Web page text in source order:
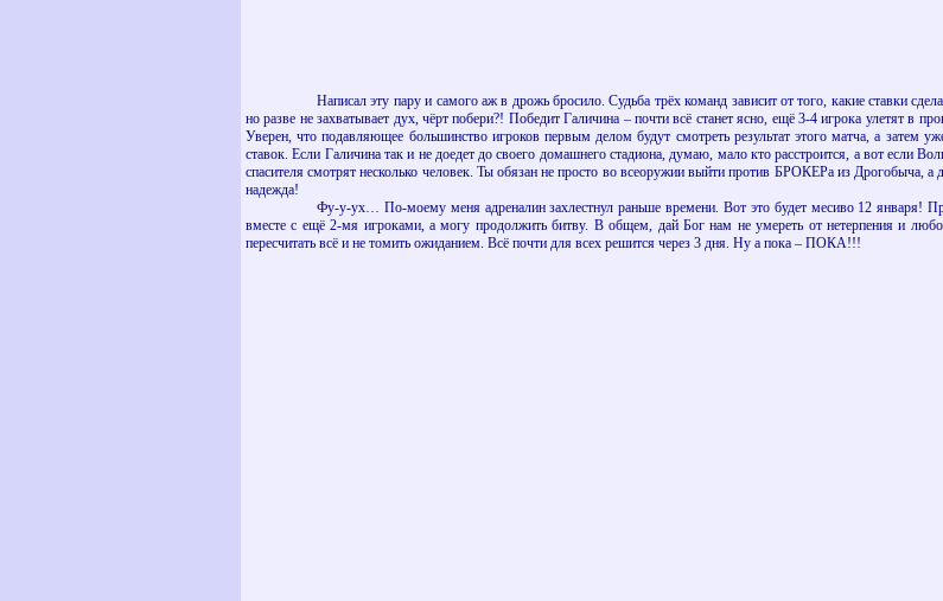
Написал эту пару и самого аж в дрожь бросило. Судьба трёх команд зависит от того, какие ставки
но разве не захватывает дух, чёрт побери?! Победит Галичина – почти всё станет ясно, ещё 3-4 игрока улетят в
Уверен, что подавляющее большинство игроков первым делом будут смотреть результат этого матча, а
ставок. Если Галичина так и не доедет до своего домашнего стадиона, думаю, мало кто расстроится, а вот если
спасителя смотрят несколько человек. Ты обязан не просто во всеоружии выйти против БРОКЕРа из Дрогобыча,
надежда!
Фу-у-ух… По-моему меня адреналин захлестнул раньше времени. Вот это будет месиво 12 января!
вместе с ещё 2-мя игроками, а могу продолжить битву. В общем, дай Бог нам не умереть от нетерпения и
пересчитать всё и не томить ожиданием. Всё почти для всех решится через 3 дня. Ну а пока – ПОКА!!!